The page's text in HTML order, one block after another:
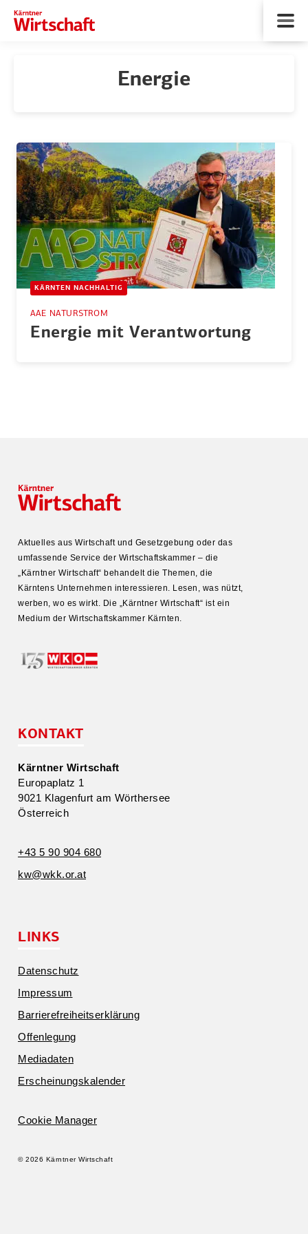
Energie
KÄRNTEN NACHHALTIG
AAE NATURSTROM
Energie mit Verant­wortung
Aktuelles aus Wirtschaft und Gesetz­gebung oder das
umfas­sende Service der Wirtschafts­kammer – die
„Kärntner Wirtschaft“ behandelt die Themen, die
Kärntens Unter­nehmen inter­es­sieren. Lesen, was nützt,
werben, wo es wirkt. Die „Kärntner Wirtschaft“ ist ein
Medium der Wirtschafts­kammer Kärnten.
KONTAKT
Kärntner Wirtschaft
Europa­platz 1
9021 Klagenfurt am Wörthersee
Öster­reich
+43 5 90 904 680
kw@​wkk.​or.​at
LINKS
Daten­schutz
Impressum
Barrie­re­frei­heits­er­klärung
Offen­legung
Media­daten
Erschei­nungs­ka­lender
Cookie Manager
© 2026 Kärntner Wirtschaft